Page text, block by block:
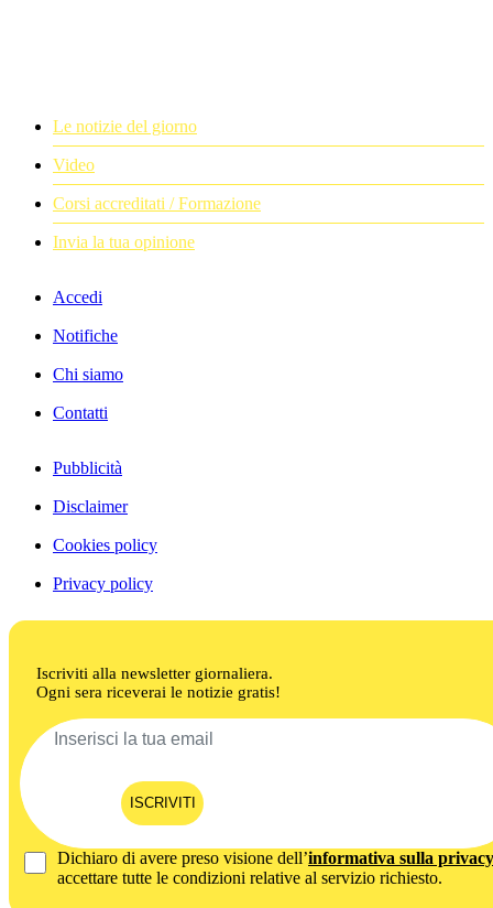
Le notizie del giorno
Video
Corsi accreditati / Formazione
Invia la tua opinione
Accedi
Notifiche
Chi siamo
Contatti
Pubblicità
Disclaimer
Cookies policy
Privacy policy
Iscriviti alla newsletter giornaliera.
Ogni sera riceverai le notizie gratis!
ISCRIVITI
Dichiaro di avere preso visione dell’informativa sulla privacy
accettare tutte le condizioni relative al servizio richiesto.